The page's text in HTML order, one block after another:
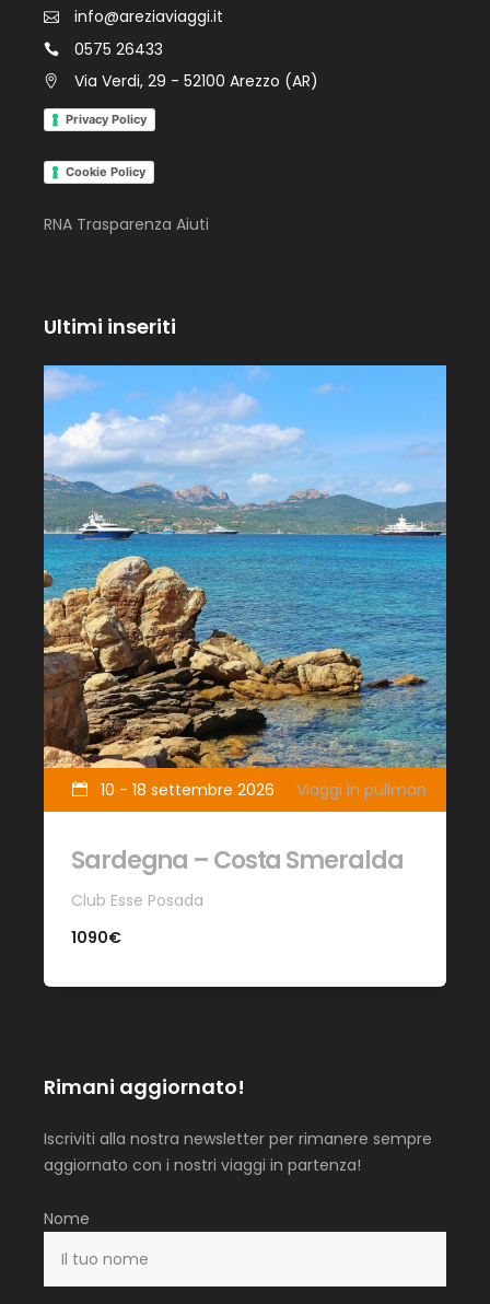
info@areziaviaggi.it
0575 26433
Via Verdi, 29 - 52100 Arezzo (AR)
Privacy Policy
Cookie Policy
RNA Trasparenza Aiuti
Ultimi inseriti
10 - 18 settembre 2026 Viaggi in pullman
Sardegna – Costa Smeralda
Club Esse Posada
1090€
Rimani aggiornato!
Iscriviti alla nostra newsletter per rimanere sempre
aggiornato con i nostri viaggi in partenza!
Nome